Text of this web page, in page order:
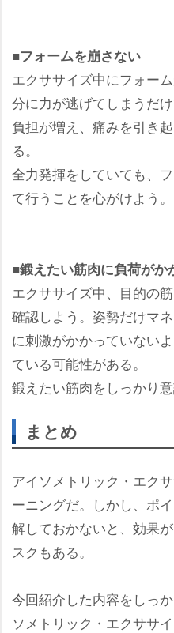
■フォームを崩さない
エクササイズ中にフォー
分に力が逃げてしまうだ
負担が増え、痛みを引き
る。
全力発揮をしていても、
て行うことを心がけよう。
■鍛えたい筋肉に負荷が
エクササイズ中、目的の
確認しよう。姿勢だけマ
に刺激がかかっていない
ている可能性がある。
鍛えたい筋肉をしっかり
まとめ
アイソメトリック・エク
ーニングだ。しかし、ポ
解しておかないと、効果
スクもある。
今回紹介した内容をしっ
ソメトリック・エクササ